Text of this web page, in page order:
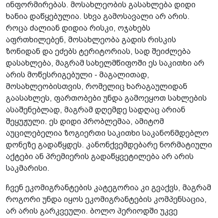
ინფორმირებას. მოსახლეობის გასახლება დიდი
ხანია დაწყებულია. სხვა გამოსავალი არ არის.
როცა ძალიან დიდია რისკი, ოჯახებს
აფრთხილებენ, მოსახლეობა გადის რისკის
ზონიდან და ეძებს ტერიტორიას, სად შეიძლება
დასახლება, მაგრამ სახელმწიფოში ეს საკითხი არ
არის მოწესრიგებული - მაგალითად,
მოსახლეობისთვის, რომელიც ხარაგაულიდან
გაასახლეს, ფართობები უნდა გამოეყოთ სახლების
ასაშენებლად, მაგრამ დღემდე სადღაც არიან
შეყუჟული. ეს დიდი პრობლემაა, ამიტომ
აუცილებელია ზოგიერთი საკითხი საკანონმდებლო
დონეზე გადაწყდეს. კანონქვემდებარე ნორმატიული
აქტები ან პრემიერის გადაწყვეტილება არ არის
საკმარისი.
ჩვენ ეკომიგრანტების კატეგორია კი გვაქვს, მაგრამ
როგორი უნდა იყოს ეკომიგრანტების კომპენსაცია,
არ არის გარკვეული. ბოლო პერიოდში უკვე